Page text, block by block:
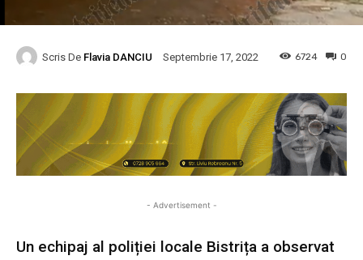
Scris De Flavia DANCIU Septembrie 17, 2022 0
6724
- Advertisement -
Un echipaj al poliției locale Bistrița a observat